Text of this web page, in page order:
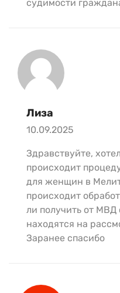
судимости
Лиза
10.09.2025
Здравствуйте,
происходит
для женщин в
происходит
ли получить от МВД
находятся на
Заранее спасибо